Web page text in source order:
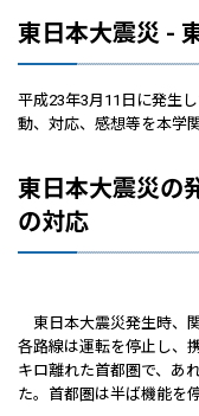
東日本大震災 -
平成23年3月11日に発生
動、対応、感想等を本学
東日本大震災の
の対応
東日本大震災発生時、
各路線は運転を停止し、
キロ離れた首都圏で、あ
た。首都圏は半ば機能を